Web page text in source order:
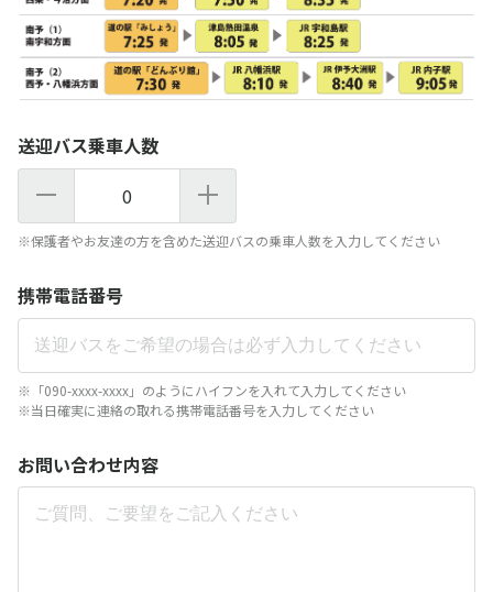
送迎バス乗車人数
0
※保護者やお友達の方を含めた送迎バスの乗車人数を入力してください
携帯電話番号
※「090-xxxx-xxxx」のようにハイフンを入れて入力してください
※当日確実に連絡の取れる携帯電話番号を入力してください
お問い合わせ内容